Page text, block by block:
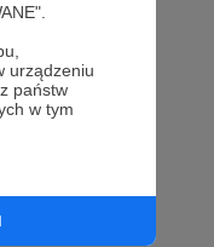
urządzeniu
państw
w tym